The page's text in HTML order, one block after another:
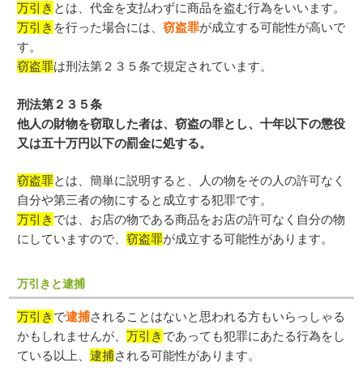
万引き とは、代金を支払わずに商品を盗む行為をいいます。
万引き を行った場合には、窃盗罪が成立する可能性が高いで
す。
窃盗罪は刑法第２３５条で規定されています。
刑法第２３５条
他人の財物を窃取した者は、窃盗の罪とし、十年以下の懲役
又は五十万円以下の罰金に処する。
窃盗罪とは、簡単に説明すると、人の物をその人の許可なく
自分や第三者の物にすると成立する犯罪です。
万引き では、お店の物である商品をお店の許可なく自分の物
にしていますので、窃盗罪が成立する可能性があります。
万引きと逮捕
万引き で逮捕されることはないと思われる方もいらっしゃる
かもしれませんが、万引き であっても犯罪にあたる行為をし
ている以上、逮捕される可能性があります。